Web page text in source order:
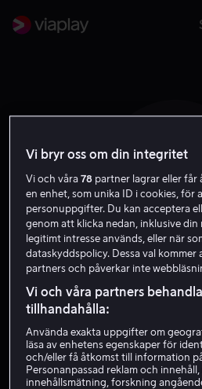
A G
Andre
Vi bryr oss om din integritet
Vi och våra78 partner lagrar eller
en enhet, som unika ID i cookies, för
personuppgifter. Du kan acceptera
genom att klicka nedan, inklusive
legitimt intresse används, eller när
dataskyddspolicy. Dessa val kommer
partners och påverkar inte
Vi och våra partners
tillhandahålla:
Använda exakta uppgifter om
läsa av enhetens egenskaper för
och/eller få åtkomst till information
Personanpassad reklam och
innehållsmätning, forskning